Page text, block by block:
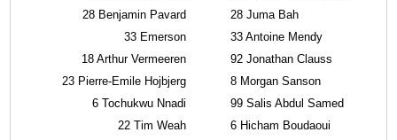
28 Benjamin Pavard
33 Emerson
18 Arthur Vermeeren
23 Pierre-Emile Hojbjerg
6 Tochukwu Nnadi
22 Tim Weah
28 Juma Bah
33 Antoine Mendy
92 Jonathan Clauss
8 Morgan Sanson
99 Salis Abdul Samed
6 Hicham Boudaoui